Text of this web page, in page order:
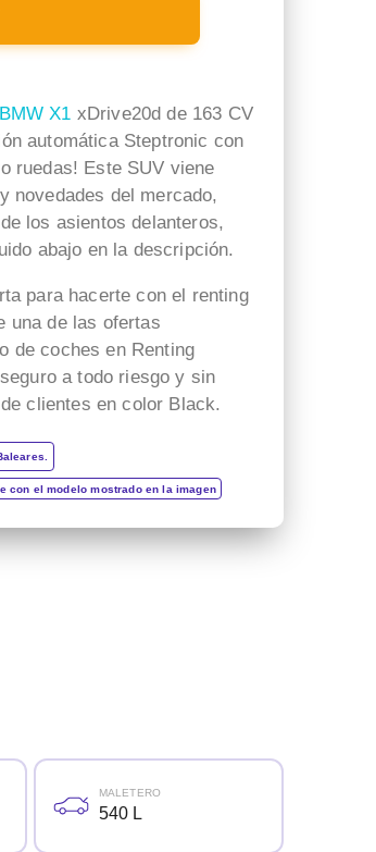
BMW X1 xDrive20d de 163 CV
automática Steptronic con
ruedas! Este SUV viene
novedades del mercado,
los asientos delanteros,
abajo en la descripción.
para hacerte con el renting
una de las ofertas
de coches en Renting
a todo riesgo y sin
clientes en color Black.
con el modelo mostrado en la imagen
Fernandez
a Carlos
todo el
de
muy
y
gracias
hace 2 semanas
Muy contenta con la atención
recibida y la rapidez en
atenderme, Beatriz es súper
amable y empática, con la
seguridad que transmite una
buena profesional.
Gracias x todo.
MALETERO
540 L